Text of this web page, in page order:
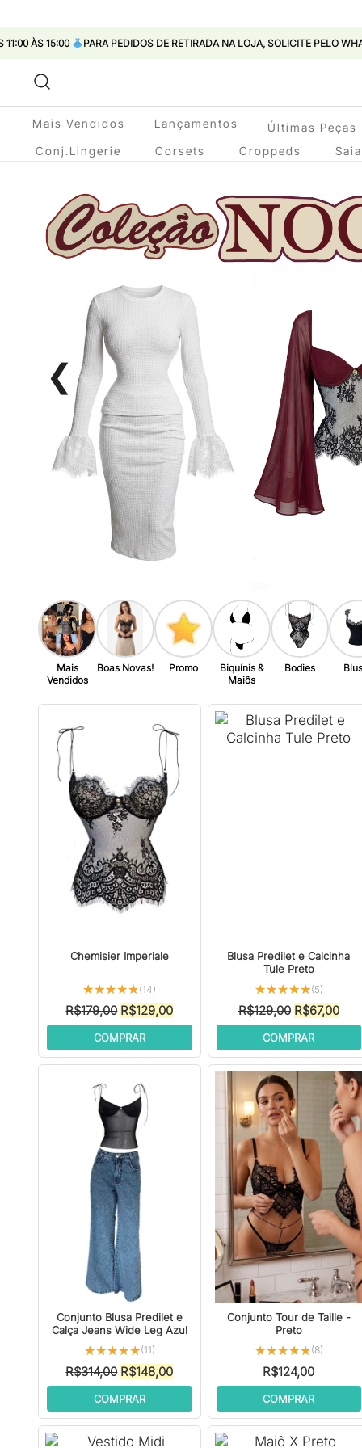
PARA PEDIDOS DE RETIRADA NA LOJA, SOLICITE PELO WHATSAPP
conteúdo
Mais Vendidos Lançamentos Últimas Peças
Conj.Lingerie
Corsets Croppeds
❮
Mais
Vendidos
Boas Novas! Promo
Biquínis &
Maiôs
Bodies
Chemisier Imperiale
★★★★★
★★★★★(14)
R$179,00 O
preço
original
era:
R$129,00O
preço
é:
R$129,00.
COMPRAR
Blusa Predilet e Calcinha
Tule Preto
★★★★★
★★★★★(5)
R$129,00 O
preço
original
era:
R$129,00.
R$67,00O
é:
COMPRAR
Conjunto Blusa Predilet e
Calça Jeans Wide Leg Azul
★★★★★
★★★★★(11)
R$314,00 O
preço
original
era:
R$314,00.
R$148,00O
preço
é:
R$148,00.
COMPRAR
Conjunto Tour de Taille -
Preto
★★★★★
★★★★★(8)
R$124,00
COMPRAR